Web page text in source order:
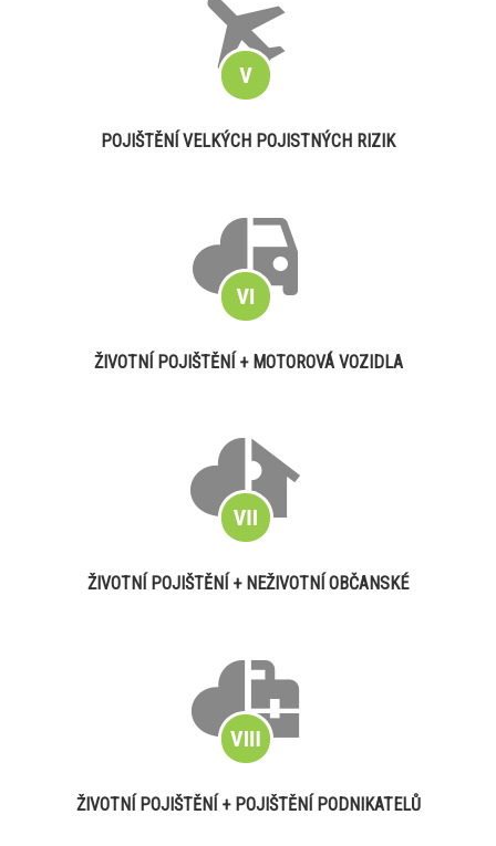
POJIŠTĚNÍ VELKÝCH POJISTNÝCH RIZIK
ŽIVOTNÍ POJIŠTĚNÍ + MOTOROVÁ VOZIDLA
ŽIVOTNÍ POJIŠTĚNÍ + NEŽIVOTNÍ OBČANSKÉ
ŽIVOTNÍ POJIŠTĚNÍ + POJIŠTĚNÍ PODNIKATELŮ